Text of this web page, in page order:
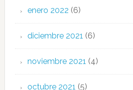
enero 2022 (6)
diciembre 2021 (6)
noviembre 2021 (4)
octubre 2021 (5)